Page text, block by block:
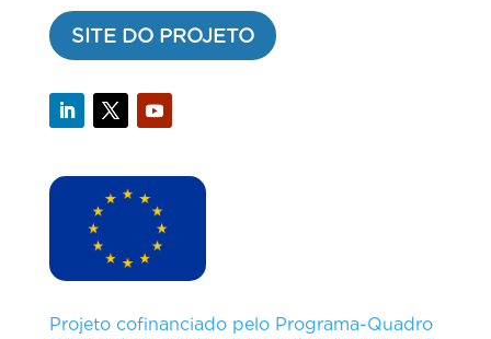
SITE DO PROJETO
Projeto cofinanciado pelo Programa-Quadro